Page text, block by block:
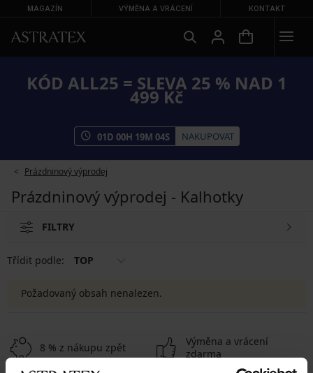
MAGAZÍN VÝMĚNA A VRÁCENÍ KONTAKT
KÓD ALL25 = SLEVA 25 % NAD 1
499 Kč
01D 00H 19M 04S NAKUPOVAT
Prázdninový výprodej
Prázdninový výprodej - Kalhotky
FILTRY
Třídit podle: TOP
Požadovaný obsah nenalezen.
8 % z nákupu zpět
Výměna a vrácení
zdarma